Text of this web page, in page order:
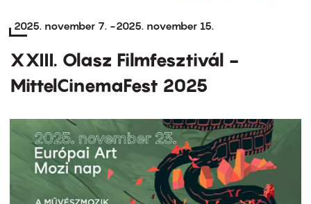
2025. november 7. -2025. november 15.
XXIII. Olasz Filmfesztivál -
MittelCinemaFest 2025